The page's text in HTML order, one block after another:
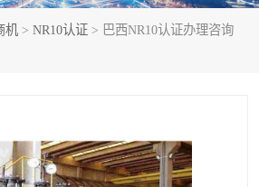
机 > NR10认证 > 巴西NR10认证办理咨询
RETIE认证